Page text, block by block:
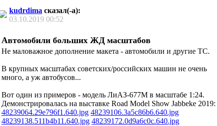
kudrdima сказал(-а):
03.10.2019 00:52
Автомобили больших ЖД масштабов
Не маловажное дополнение макета - автомобили и другие ТС.
В крупных масштабах советских/российских машин не очень
много, а уж автобусов...
Вот один из примеров - модель ЛиАЗ-677М в масштабе 1:24.
Демонстрировалась на выставке Road Model Show Jabbeke 2019:
48239064.29e796f1.640.jpg 48239106.3a5c86b6.640.jpg
48239138.511b4b11.640.jpg 48239172.0d9a6c0c.640.jpg